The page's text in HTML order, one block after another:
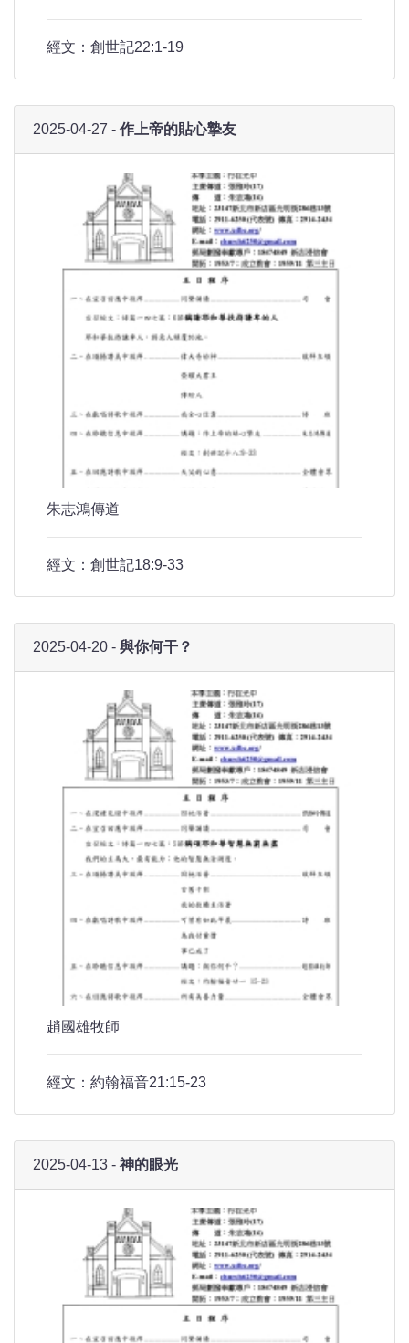
經文：創世記22:1-19
2025-04-27 - 作上帝的貼心摯友
朱志鴻傳道
經文：創世記18:9-33
2025-04-20 - 與你何干？
趙國雄牧師
經文：約翰福音21:15-23
2025-04-13 - 神的眼光